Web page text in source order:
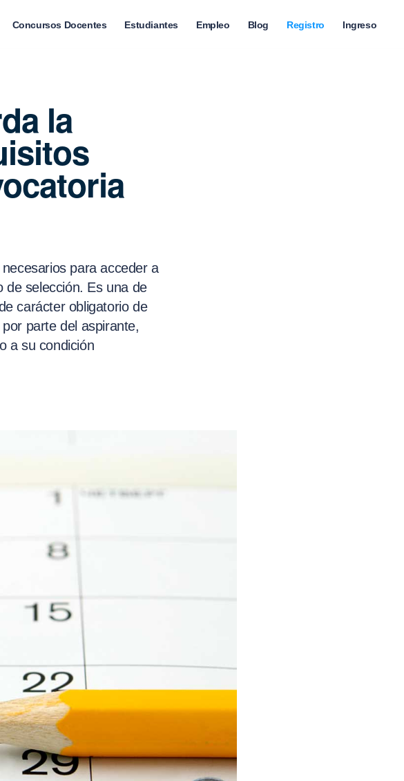
Concursos Docentes Estudiantes Empleo Blog Registro Ingreso
la
para acceder a
de selección. Es una de
carácter obligatorio de
parte del aspirante,
a su condición